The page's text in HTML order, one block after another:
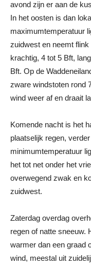
avond zijn er aan de
In het oosten is dan
maximumtemperatuur
zuidwest en neemt
krachtig, 4 tot 5 Bft,
Bft. Op de
zware windstoten rond
wind weer af en draait
Komende nacht is het
plaatselijk regen,
minimumtemperatuur
het tot net onder het
overwegend zwak en
zuidwest.
Zaterdag overdag
regen of natte sneeuw.
warmer dan een graad
wind, meestal uit